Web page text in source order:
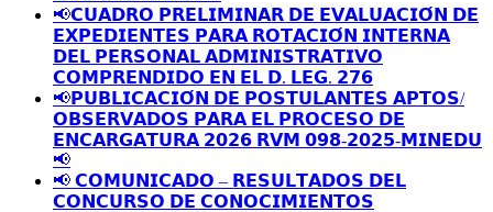
📢𝗖𝗨𝗔𝗗𝗥𝗢 𝗣𝗥𝗘𝗟𝗜𝗠𝗜𝗡𝗔𝗥 𝗗𝗘 𝗘𝗩𝗔𝗟𝗨𝗔𝗖𝗜𝗢́𝗡 𝗗𝗘
𝗘𝗫𝗣𝗘𝗗𝗜𝗘𝗡𝗧𝗘𝗦 𝗣𝗔𝗥𝗔 𝗥𝗢𝗧𝗔𝗖𝗜𝗢́𝗡 𝗜𝗡𝗧𝗘𝗥𝗡𝗔
𝗗𝗘𝗟 𝗣𝗘𝗥𝗦𝗢𝗡𝗔𝗟 𝗔𝗗𝗠𝗜𝗡𝗜𝗦𝗧𝗥𝗔𝗧𝗜𝗩𝗢
𝗖𝗢𝗠𝗣𝗥𝗘𝗡𝗗𝗜𝗗𝗢 𝗘𝗡 𝗘𝗟 𝗗. 𝗟𝗘𝗚. 𝟮𝟳𝟲
📢𝗣𝗨𝗕𝗟𝗜𝗖𝗔𝗖𝗜𝗢́𝗡 𝗗𝗘 𝗣𝗢𝗦𝗧𝗨𝗟𝗔𝗡𝗧𝗘𝗦 𝗔𝗣𝗧𝗢𝗦/
𝗢𝗕𝗦𝗘𝗥𝗩𝗔𝗗𝗢𝗦 𝗣𝗔𝗥𝗔 𝗘𝗟 𝗣𝗥𝗢𝗖𝗘𝗦𝗢 𝗗𝗘
𝗘𝗡𝗖𝗔𝗥𝗚𝗔𝗧𝗨𝗥𝗔 𝟮𝟬𝟮𝟲 𝗥𝗩𝗠 𝟬𝟵𝟴-𝟮𝟬𝟮𝟱-𝗠𝗜𝗡𝗘𝗗𝗨
📢
📢 𝗖𝗢𝗠𝗨𝗡𝗜𝗖𝗔𝗗𝗢 – 𝗥𝗘𝗦𝗨𝗟𝗧𝗔𝗗𝗢𝗦 𝗗𝗘𝗟
𝗖𝗢𝗡𝗖𝗨𝗥𝗦𝗢 𝗗𝗘 𝗖𝗢𝗡𝗢𝗖𝗜𝗠𝗜𝗘𝗡𝗧𝗢𝗦